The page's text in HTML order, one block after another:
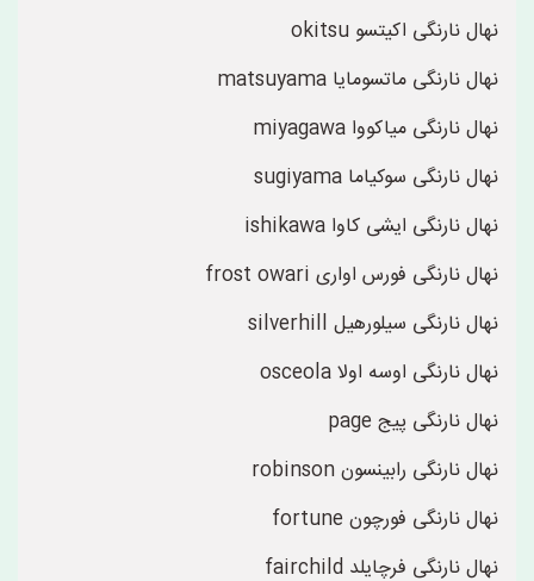
نهال نارنگی اکیتسو okitsu
نهال نارنگی ماتسومایا matsuyama
نهال نارنگی میاکووا miyagawa
نهال نارنگی سوکیاما sugiyama
نهال نارنگی ایشی کاوا ishikawa
نهال نارنگی فورس اواری frost owari
نهال نارنگی سیلورهیل silverhill
نهال نارنگی اوسه اولا osceola
نهال نارنگی پیج page
نهال نارنگی رابینسون robinson
نهال نارنگی فورچون fortune
نهال نارنگی فرچایلد fairchild